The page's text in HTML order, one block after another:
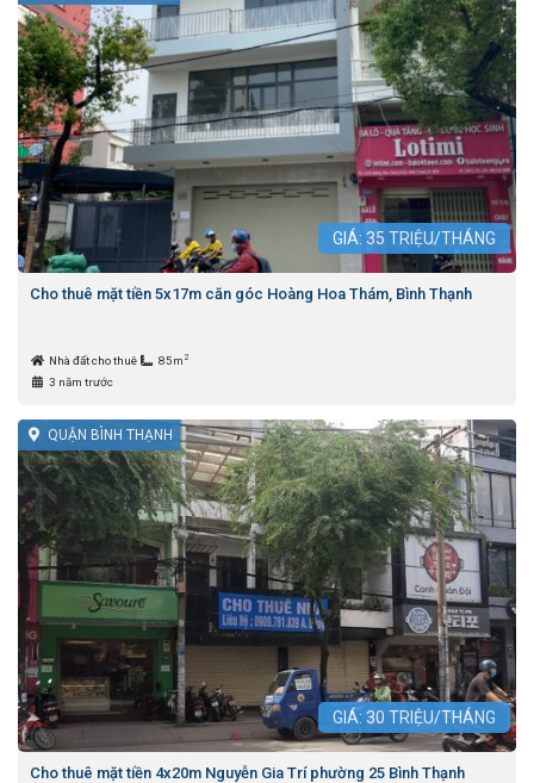
GIÁ: 35 TRIỆU/THÁNG
Cho thuê mặt tiền 5x17m căn góc Hoàng Hoa Thám, Bình Thạnh
Nhà đất cho thuê 85m 2
3 năm trước
QUẬN BÌNH THẠNH
GIÁ: 30 TRIỆU/THÁNG
Cho thuê mặt tiền 4x20m Nguyễn Gia Trí phường 25 Bình Thạnh